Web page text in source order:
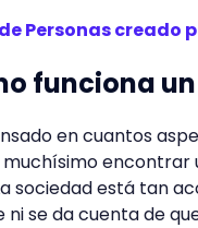
Personas creado
funciona
en cuantos
encontrar
sociedad está tan
ni se da cuenta de